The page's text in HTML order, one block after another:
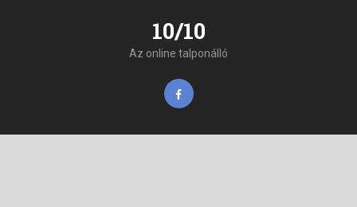
10/10
Az online talponálló